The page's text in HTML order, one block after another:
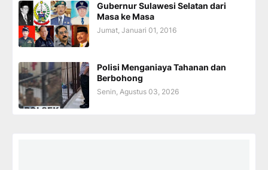
Gubernur Sulawesi Selatan dari
Masa ke Masa
Jumat, Januari 01, 2016
Polisi Menganiaya Tahanan dan
Berbohong
Senin, Agustus 03, 2026